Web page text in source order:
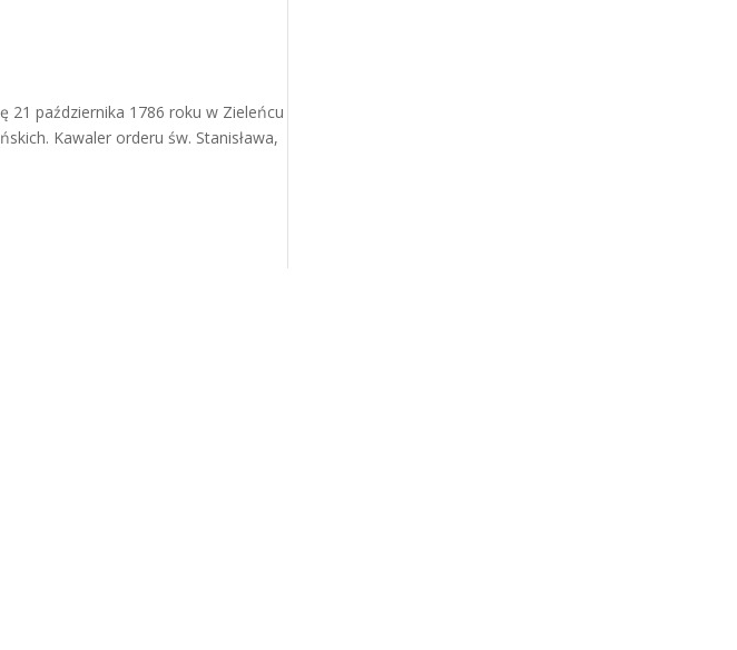
21 października 1786 roku w Zieleńcu
Kawaler orderu św. Stanisława,